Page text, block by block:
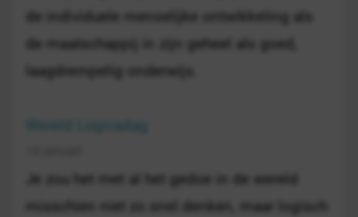
de individuele menselijke ontwikkeling als
de maatschappij in zijn geheel als goed,
laagdrempelig onderwijs.
Wereld Logicadag
Je zou het met al het gedoe in de wereld
misschien niet zo snel denken, maar logisch